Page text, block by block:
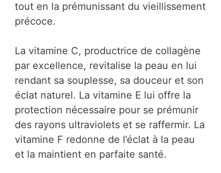
tout en la prémunissant du vieillissement
précoce.
La vitamine C, productrice de collagène
par excellence, revitalise la peau en lui
rendant sa souplesse, sa douceur et son
éclat naturel. La vitamine E lui offre la
protection nécessaire pour se prémunir
des rayons ultraviolets et se raffermir. La
vitamine F redonne de l’éclat à la peau
et la maintient en parfaite santé.